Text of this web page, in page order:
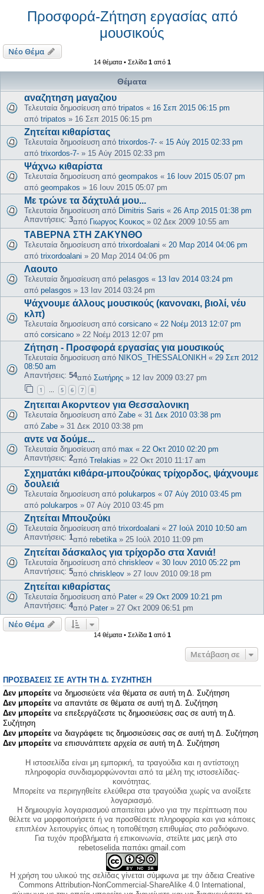
Προσφορά-Ζήτηση εργασίας από
μουσικούς
Νέο Θέμα
14 θέματα • Σελίδα 1από 1
Θέματα
αναζητηση μαγαζιου
Τελευταία δημοσίευση από tripatos « 16 Σεπ 2015 06:15 pm
από tripatos » 16 Σεπ 2015 06:15 pm
Ζητείται κιθαρίστας
Τελευταία δημοσίευση από trixordos-7- « 15 Αύγ 2015 02:33 pm
από trixordos-7- » 15 Αύγ 2015 02:33 pm
Ψάχνω κιθαρίστα
Τελευταία δημοσίευση από geompakos « 16 Ιουν 2015 05:07 pm
από geompakos » 16 Ιουν 2015 05:07 pm
Με τρώνε τα δάχτυλά μου...
Τελευταία δημοσίευση από Dimitris Saris « 26 Απρ 2015 01:38 pm
Απαντήσεις: 3από Γιωργος Κουκος » 02 Δεκ 2009 10:55 am
ΤΑΒΕΡΝΑ ΣΤΗ ΖΑΚΥΝΘΟ
Τελευταία δημοσίευση από trixordoalani « 20 Μαρ 2014 04:06 pm
από trixordoalani » 20 Μαρ 2014 04:06 pm
Λαουτο
Τελευταία δημοσίευση από pelasgos « 13 Ιαν 2014 03:24 pm
από pelasgos » 13 Ιαν 2014 03:24 pm
Ψάχνουμε άλλους μουσικούς (κανονακι, βιολί, νέυ
κλπ)
Τελευταία δημοσίευση από corsicano « 22 Νοέμ 2013 12:07 pm
από corsicano » 22 Νοέμ 2013 12:07 pm
Ζήτηση - Προσφορά εργασίας για μουσικούς
Τελευταία δημοσίευση από NIKOS_THESSALONIKH « 29 Σεπ 2012
08:50 am
Απαντήσεις: 54από Σωτήρης » 12 Ιαν 2009 03:27 pm
1 … 5 6 7 8
Ζητειται Ακορντεον για Θεσσαλονικη
Τελευταία δημοσίευση από Zabe « 31 Δεκ 2010 03:38 pm
από Zabe » 31 Δεκ 2010 03:38 pm
αντε να δούμε...
Τελευταία δημοσίευση από max « 22 Οκτ 2010 02:20 pm
Απαντήσεις: 2από Trelakias » 22 Οκτ 2010 11:17 am
Σχηματάκι κιθάρα-μπουζούκας τρίχορδος, ψάχνουμε
δουλειά
Τελευταία δημοσίευση από polukarpos « 07 Αύγ 2010 03:45 pm
από polukarpos » 07 Αύγ 2010 03:45 pm
Ζητείται Μπουζούκι
Τελευταία δημοσίευση από trixordoalani « 27 Ιούλ 2010 10:50 am
Απαντήσεις: 1από rebetika» 25 Ιούλ 2010 11:09 pm
Ζητείται δάσκαλος για τρίχορδο στα Χανιά!
Τελευταία δημοσίευση από chriskleov « 30 Ιουν 2010 05:22 pm
Απαντήσεις: 5από chriskleov » 27 Ιουν 2010 09:18 pm
Ζητείται κιθαρίστας
Τελευταία δημοσίευση από Pater « 29 Οκτ 2009 10:21 pm
Απαντήσεις: 4από Pater » 27 Οκτ 2009 06:51 pm
Νέο Θέμα
14 θέματα • Σελίδα 1από 1
Μετάβαση σε
ΠΡΟΣΒΆΣΕΙΣ ΣΕ ΑΥΤΉ ΤΗ Δ. ΣΥΖΉΤΗΣΗ
Δεν μπορείτε να δημοσιεύετε νέα θέματα σε αυτή τη Δ. Συζήτηση
Δεν μπορείτε να απαντάτε σε θέματα σε αυτή τη Δ. Συζήτηση
Δεν μπορείτε να επεξεργάζεστε τις δημοσιεύσεις σας σε αυτή τη Δ.
Συζήτηση
Δεν μπορείτε να διαγράφετε τις δημοσιεύσεις σας σε αυτή τη Δ. Συζήτηση
Δεν μπορείτε να επισυνάπτετε αρχεία σε αυτή τη Δ. Συζήτηση
Η ιστοσελίδα είναι μη εμπορική, τα τραγούδια και η αντίστοιχη
πληροφορία συνδιαμορφώνονται από τα μέλη της ιστοσελίδας-
κοινότητας.
Μπορείτε να περιηγηθείτε ελεύθερα στα τραγούδια χωρίς να ανοίξετε
λογαριασμό.
Η δημιουργία λογαριασμού απαιτείται μόνο για την περίπτωση που
θέλετε να μορφοποιήσετε ή να προσθέσετε πληροφορία και για κάποιες
επιπλέον λειτουργίες όπως η τοποθέτηση επιθυμίας στο ραδιόφωνο.
Για τυχόν προβλήματα ή επικοινωνία, στείλτε μας μεηλ στο
rebetoselida παπάκι gmail.com
Η χρήση του υλικού της σελίδας γίνεται σύμφωνα με την άδεια Creative
Commons Attribution-NonCommercial-ShareAlike 4.0 International,